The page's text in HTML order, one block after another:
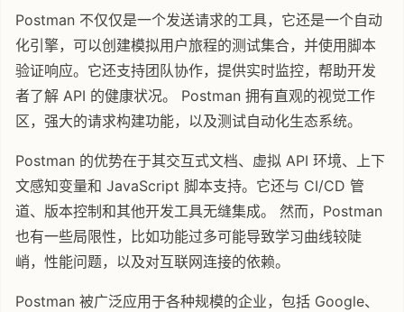
Postman 不仅仅是一个发送请求的工具，它还是一个自动
化引擎，可以创建模拟用户旅程的测试集合，并使用脚本
验证响应。它还支持团队协作，提供实时监控，帮助开发
者了解 API 的健康状况。 Postman 拥有直观的视觉工作
区，强大的请求构建功能，以及测试自动化生态系统。
Postman 的优势在于其交互式文档、虚拟 API 环境、上下
文感知变量和 JavaScript 脚本支持。它还与 CI/CD 管
道、版本控制和其他开发工具无缝集成。 然而，Postman
也有一些局限性，比如功能过多可能导致学习曲线较陡
峭，性能问题，以及对互联网连接的依赖。
Postman 被广泛应用于各种规模的企业，包括 Google、